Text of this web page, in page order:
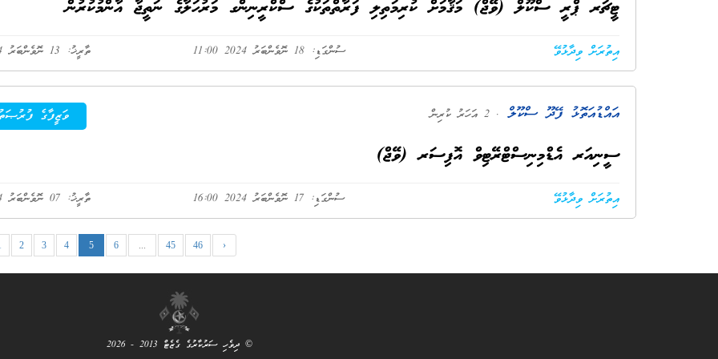
ޓީޗަރ ޕްރީ ސްކޫލް (ވޭޖް) މަޤާމަށް ކުރިމަތިލި ފަރާތްތަކުގެ ސްކްރީނިންގ މަރުހަލާގެ ނަތީޖާ އާންމުކުރުން
ތާރީޚު: 13 ނޮވެންބަރު 2024 ސުންގަޑި: 18 ނޮވެންބަރު 2024 11:00 އިތުރަށް ވިދާޅުވޭ
ވަޒީފާގެ އައްޑުއަތޮޅު ފޭދޫ ސްކޫލް . 2 އަހަރު ކުރިން
ސީނިއަރ އެޑްމިނިސްޓްރޭޓިވް އޮފިސަރ (ވޭޖް)
ތާރީޚު: 07 ނޮވެންބަރު 2024 ސުންގަޑި: 17 ނޮވެންބަރު 2024 16:00 އިތުރަށް ވިދާޅުވޭ
2 3 4 5 6 ... 45 46 ›
© ދިވެހި ސަރުކާރުގެ ގެޒެޓް 2013 - 2026